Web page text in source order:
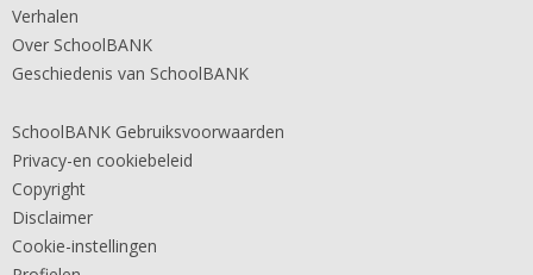
Verhalen
Over SchoolBANK
Geschiedenis van SchoolBANK
SchoolBANK Gebruiksvoorwaarden
Privacy-en cookiebeleid
Copyright
Disclaimer
Cookie-instellingen